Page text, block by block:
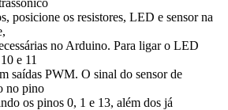
posicione os resistores, LED e sensor na
no Arduino. Para ligar o LED
e 11
saídas PWM. O sinal do sensor de
no pino
os pinos 0, 1 e 13, além dos já